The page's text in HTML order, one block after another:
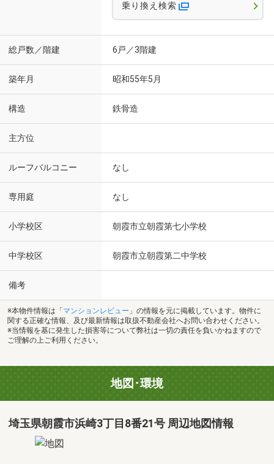
乗り換え検索
総戸数／階建 6戸／3階建
築年月 昭和55年5月
構造 鉄骨造
主方位
ルーフバルコニー なし
専用庭 なし
小学校区 朝霞市立朝霞第七小学校
中学校区 朝霞市立朝霞第二中学校
備考
※本物件情報は「 マンションレビュー 」の情報を元に掲載しています。物件に
関する正確な情報、及び最新情報は取扱不動産会社へお問い合わせください。
※当情報を基に発生した損害等について弊社は一切の責任を負いかねますので
ご理解の上ご利用ください。
地図･環境
埼玉県朝霞市浜崎3丁目8番21号 周辺地図情報